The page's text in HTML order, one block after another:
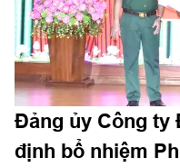
Đảng ủy Công ty
định bổ nhiệm